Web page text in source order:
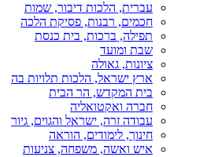
עברית, הלכות דיבור, שמות
חכמים, רבנות, פסיקת הלכה
תפילה, ברכות, בית כנסת
שבת ומועד
ציונות, גאולה
ארץ ישראל, הלכות תלויות בה
בית המקדש, הר הבית
חברה ואקטואליה
עבודה זרה, ישראל והגוים, גיור
חינוך, לימודים, הוראה
איש ואשה, משפחה, צניעות